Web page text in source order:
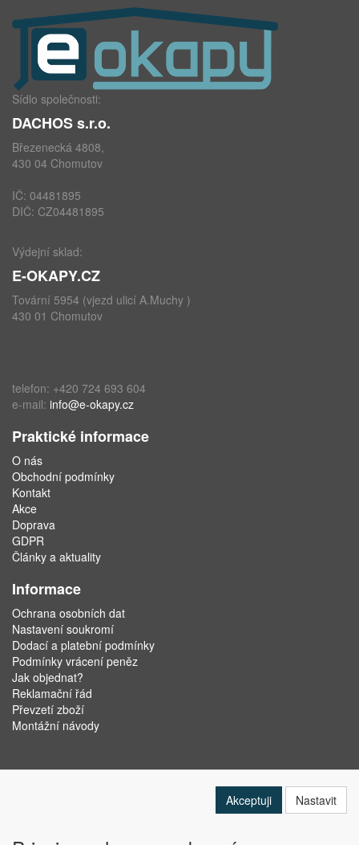
Sídlo společnosti:
DACHOS s.r.o.
Březenecká 4808,
430 04 Chomutov
IČ: 04481895
DIČ: CZ04481895
Výdejní sklad:
E-OKAPY.CZ
Tovární 5954 (vjezd ulicí A.Muchy )
430 01 Chomutov
telefon: +420 724 693 604
e-mail: info@e-okapy.cz
Praktické informace
O nás
Obchodní podmínky
Kontakt
Akce
Doprava
GDPR
Články a aktuality
Informace
Ochrana osobních dat
Nastavení soukromí
Dodací a platební podmínky
Podmínky vrácení peněz
Jak objednat?
Reklamační řád
Převzetí zboží
Montážní návody
Akceptuji Nastavit